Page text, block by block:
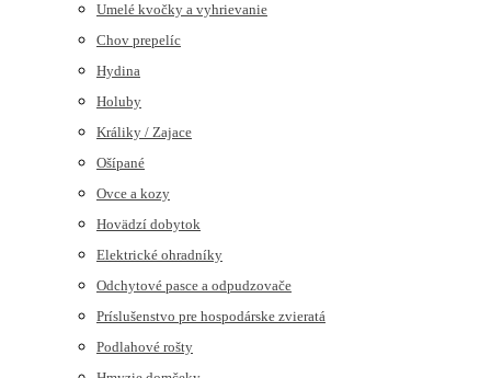
Umelé kvočky a vyhrievanie
Chov prepelíc
Hydina
Holuby
Králiky / Zajace
Ošípané
Ovce a kozy
Hovädzí dobytok
Elektrické ohradníky
Odchytové pasce a odpudzovače
Príslušenstvo pre hospodárske zvieratá
Podlahové rošty